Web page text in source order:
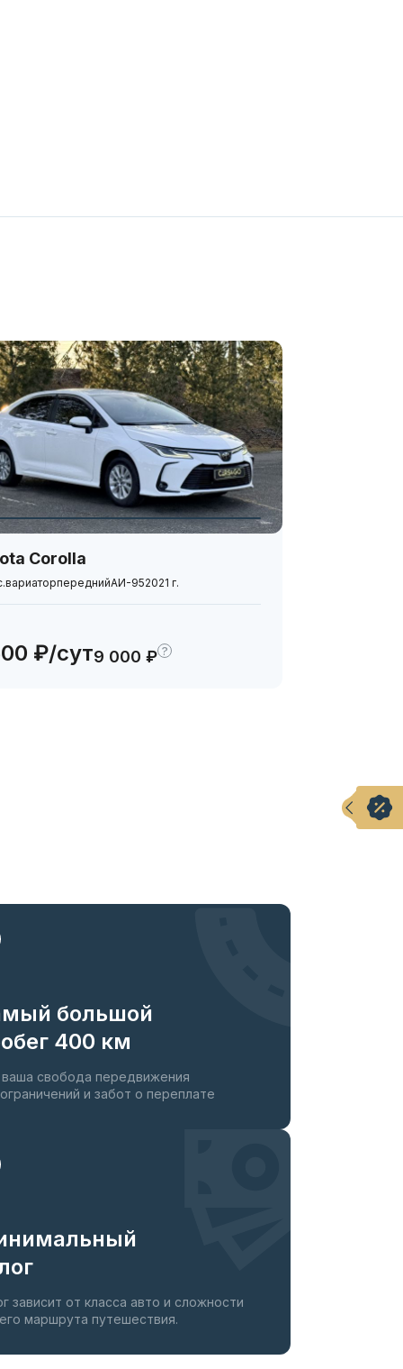
Corolla
вариаторпереднийАИ-952021 г.
₽/сут9 000 ₽ ?
большой
400 км
свобода передвижения
и забот о переплате
зависит от класса авто и сложности
маршрута путешествия.